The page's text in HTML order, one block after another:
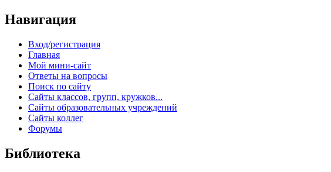
Навигация
Вход/регистрация
Главная
Мой мини-сайт
Ответы на вопросы
Поиск по сайту
Сайты классов, групп, кружков...
Сайты образовательных учреждений
Сайты коллег
Форумы
Библиотека